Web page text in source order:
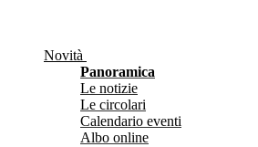
Novità
Panoramica
Le notizie
Le circolari
Calendario eventi
Albo online